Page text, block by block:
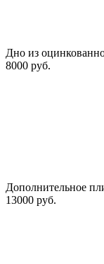
Дно из
8000 руб.
Дополнительное
13000 руб.